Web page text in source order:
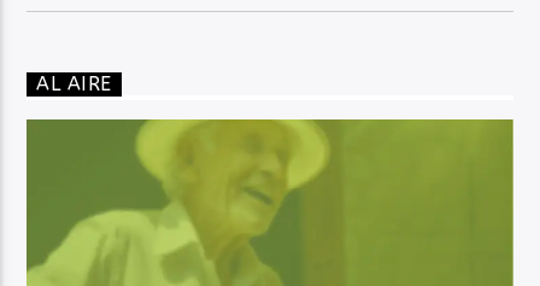
AL AIRE